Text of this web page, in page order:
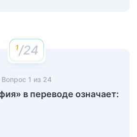
/24
Вопрос 1 из 24
в переводе означает: